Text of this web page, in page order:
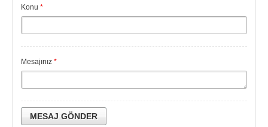
Konu *
Mesajınız *
MESAJ GÖNDER